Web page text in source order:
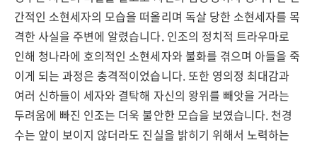
간적인 소현세자의 모습을 떠올리며 독살 당한 소현세자를 목
격한 사실을 주변에 알렸습니다. 인조의 정치적 트라우마로
인해 청나라에 호의적인 소현세자와 불화를 겪으며 아들을 죽
이게 되는 과정은 충격적이었습니다. 또한 영의정 최대감과
여러 신하들이 세자와 결탁해 자신의 왕위를 빼앗을 거라는
두려움에 빠진 인조는 더욱 불안한 모습을 보였습니다. 천경
수는 앞이 보이지 않더라도 진실을 밝히기 위해서 노력하는